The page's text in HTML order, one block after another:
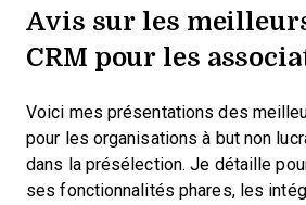
Avis sur les
CRM pour les
Voici mes présentations des
pour les organisations à but non
dans la présélection. Je détaille
ses fonctionnalités phares, les